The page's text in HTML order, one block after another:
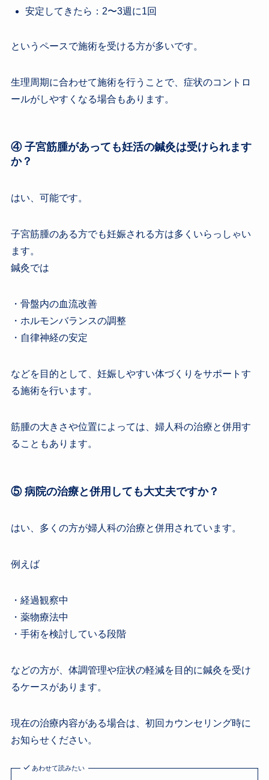
安定してきたら：2〜3週に1回
というペースで施術を受ける方が多いです。
生理周期に合わせて施術を行うことで、症状のコントロ
ールがしやすくなる場合もあります。
④ 子宮筋腫があっても妊活の鍼灸は受けられます
か？
はい、可能です。
子宮筋腫のある方でも妊娠される方は多くいらっしゃい
ます。
鍼灸では
・骨盤内の血流改善
・ホルモンバランスの調整
・自律神経の安定
などを目的として、妊娠しやすい体づくりをサポートす
る施術を行います。
筋腫の大きさや位置によっては、婦人科の治療と併用す
ることもあります。
⑤ 病院の治療と併用しても大丈夫ですか？
はい、多くの方が婦人科の治療と併用されています。
例えば
・経過観察中
・薬物療法中
・手術を検討している段階
などの方が、体調管理や症状の軽減を目的に鍼灸を受け
るケースがあります。
現在の治療内容がある場合は、初回カウンセリング時に
お知らせください。
あわせて読みたい